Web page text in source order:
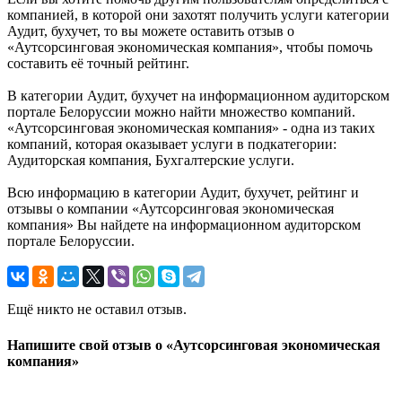
компанией, в которой они захотят получить услуги категории
Аудит, бухучет, то вы можете оставить отзыв о
«Аутсорсинговая экономическая компания», чтобы помочь
составить её точный рейтинг.
В категории Аудит, бухучет на информационном аудиторском
портале Белоруссии можно найти множество компаний.
«Аутсорсинговая экономическая компания» - одна из таких
компаний, которая оказывает услуги в подкатегории:
Аудиторская компания, Бухгалтерские услуги.
Всю информацию в категории Аудит, бухучет, рейтинг и
отзывы о компании «Аутсорсинговая экономическая
компания» Вы найдете на информационном аудиторском
портале Белоруссии.
Ещё никто не оставил отзыв.
Напишите свой отзыв о «Аутсорсинговая экономическая
компания»